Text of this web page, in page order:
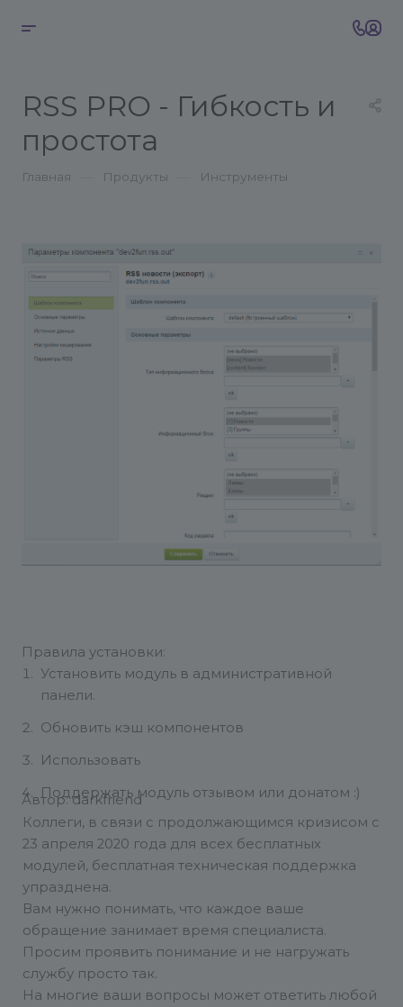
RSS PRO - Гибкость и
простота
Главная Продукты Инструменты
Правила установки:
Установить модуль в административной
панели.
Обновить кэш компонентов
Использовать
Поддержать модуль отзывом или донатом :)
Автор: darkfriend
Коллеги, в связи с продолжающимся кризисом с
23 апреля 2020 года для всех бесплатных
модулей, бесплатная техническая поддержка
упразднена.
Вам нужно понимать, что каждое ваше
обращение занимает время специалиста.
Просим проявить понимание и не нагружать
службу просто так.
На многие ваши вопросы может ответить любой